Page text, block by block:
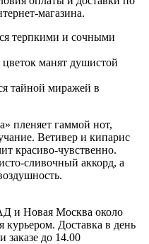
магазина.
терпкими и сочными
манят душистой
тайной миражей в
пленяет гаммой нот,
Ветивер и кипарис
красиво-чувственно.
сливочный аккорд, а
и Новая Москва около
курьером. Доставка в день
заказе до 14.00